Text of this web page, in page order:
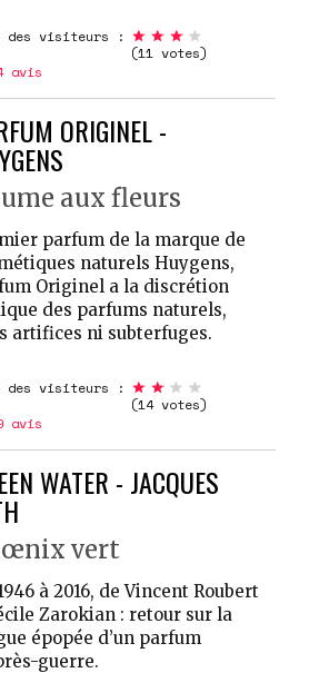
des visiteurs :
(11 votes)
avis
ORIGINEL -
aux fleurs
parfum de la marque de
naturels Huygens,
Originel a la discrétion
des parfums naturels,
artifices ni subterfuges.
des visiteurs :
(14 votes)
avis
WATER - JACQUES
vert
à 2016, de Vincent Roubert
Zarokian : retour sur la
épopée d’un parfum
guerre.